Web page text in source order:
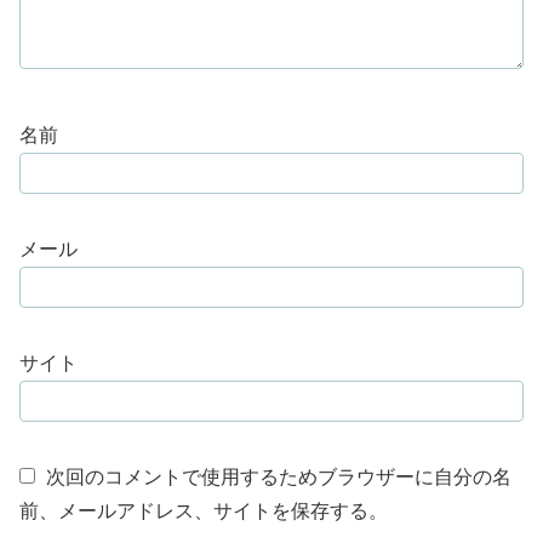
名前
メール
サイト
次回のコメントで使用するためブラウザーに自分の名
前、メールアドレス、サイトを保存する。